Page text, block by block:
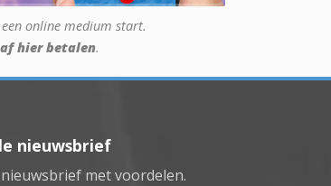
online medium start.
hier betalen.
nieuwsbrief
met voordelen.